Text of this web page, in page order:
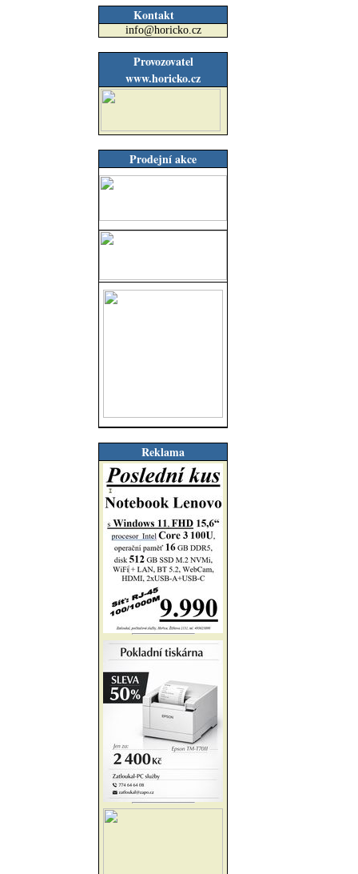
Kontakt
info@horicko.cz
Provozovatel
www.horicko.cz
Prodejní akce
Reklama